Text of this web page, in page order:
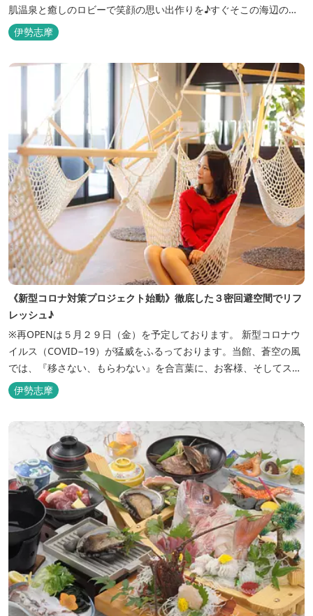
肌温泉と癒しのロビーで笑顔の思い出作りを♪すぐそこの海辺の高
台に建つ温泉宿
伊勢志摩
《新型コロナ対策プロジェクト始動》徹底した３密回避空間でリフ
レッシュ♪
※再OPENは５月２９日（金）を予定しております。 新型コロナウ
イルス（COVID−19）が猛威をふるっております。当館、蒼空の風
では、『移さない、もらわない』を合言葉に、お客様、そしてスタ
ッフの感染リスクを最小限に抑えるために、館内設備、オペレーシ
ョンを見直し、徹底した管理を行います。 ※「３密・感染対策の見
える化」のため長文になっております。 《３密回避基本対策》
伊勢志摩